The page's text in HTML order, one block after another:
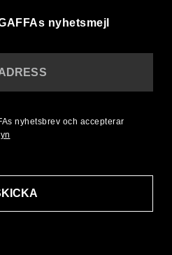
nyhetsmejl
nyhetsbrev och accepterar